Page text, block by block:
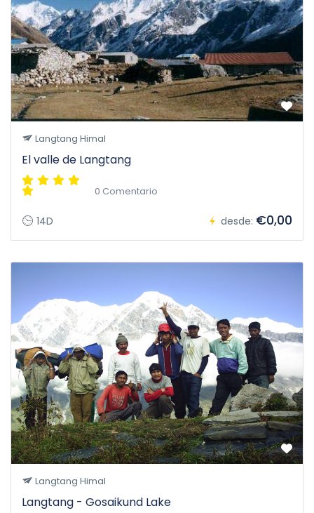
Langtang Himal
El valle de Langtang
0 Comentario
14D desde: €0,00
Langtang Himal
Langtang - Gosaikund Lake